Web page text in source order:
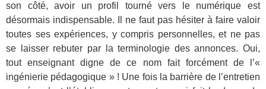
son côté, avoir un profil tourné vers le numérique est
désormais indispensable. Il ne faut pas hésiter à faire valoir
toutes ses expériences, y compris personnelles, et ne pas
se laisser rebuter par la terminologie des annonces. Oui,
tout enseignant digne de ce nom fait forcément de l’«
ingénierie pédagogique » ! Une fois la barrière de l’entretien